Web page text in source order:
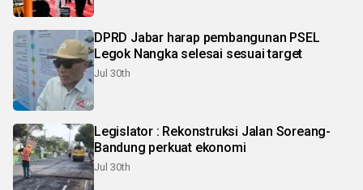
DPRD Jabar harap pembangunan PSEL
Legok Nangka selesai sesuai target
Jul 30th
Legislator : Rekonstruksi Jalan Soreang-
Bandung perkuat ekonomi
Jul 30th